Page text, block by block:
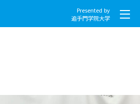
Presented by
追手門学院大学